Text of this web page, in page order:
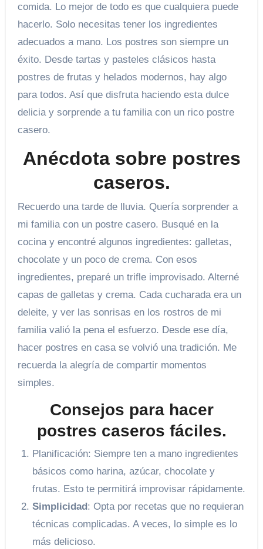
comida. Lo mejor de todo es que cualquiera puede
hacerlo. Solo necesitas tener los ingredientes
adecuados a mano. Los postres son siempre un
éxito. Desde tartas y pasteles clásicos hasta
postres de frutas y helados modernos, hay algo
para todos. Así que disfruta haciendo esta dulce
delicia y sorprende a tu familia con un rico postre
casero.
Anécdota sobre postres
caseros.
Recuerdo una tarde de lluvia. Quería sorprender a
mi familia con un postre casero. Busqué en la
cocina y encontré algunos ingredientes: galletas,
chocolate y un poco de crema. Con esos
ingredientes, preparé un trifle improvisado. Alterné
capas de galletas y crema. Cada cucharada era un
deleite, y ver las sonrisas en los rostros de mi
familia valió la pena el esfuerzo. Desde ese día,
hacer postres en casa se volvió una tradición. Me
recuerda la alegría de compartir momentos
simples.
Consejos para hacer
postres caseros fáciles.
Planificación: Siempre ten a mano ingredientes
básicos como harina, azúcar, chocolate y
frutas. Esto te permitirá improvisar rápidamente.
Simplicidad : Opta por recetas que no requieran
técnicas complicadas. A veces, lo simple es lo
más delicioso.